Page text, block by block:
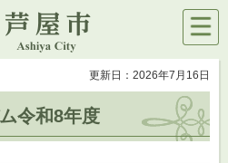
メニ
ュー
更新日：2026年7月16日
令和8年度